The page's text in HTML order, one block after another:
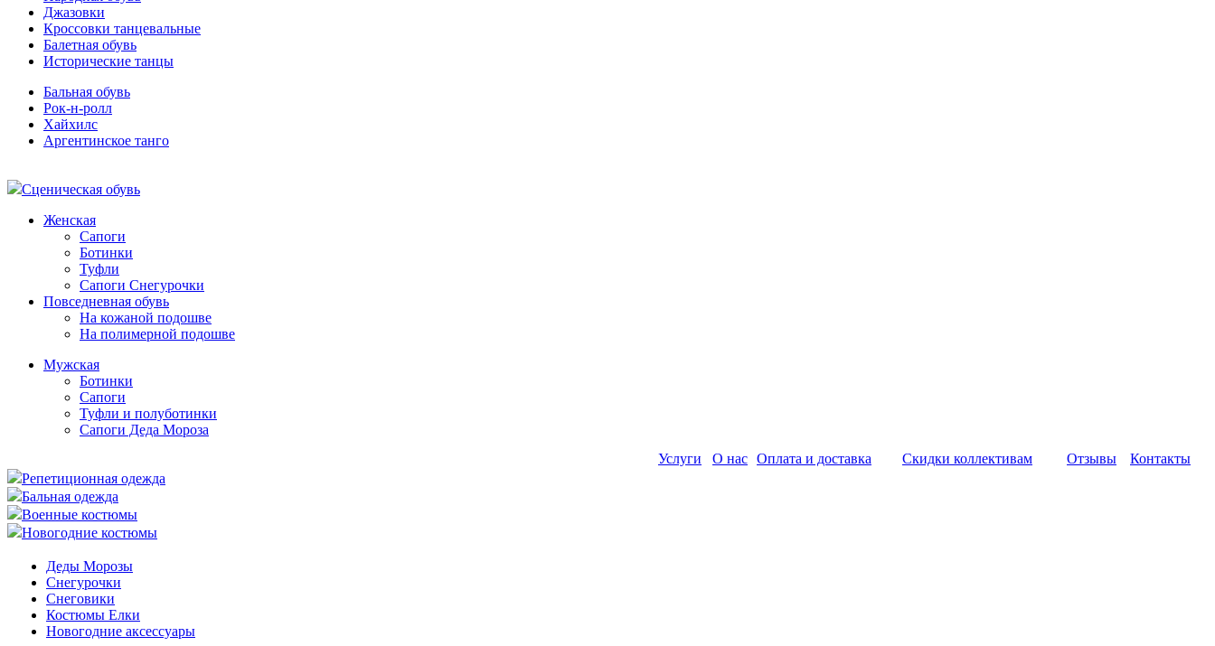
Джазовки
Кроссовки танцевальные
Балетная обувь
Исторические танцы
Бальная обувь
Рок-н-ролл
Хайхилс
Аргентинское танго
Сценическая обувь
Женская
Сапоги
Ботинки
Туфли
Сапоги Снегурочки
Повседневная обувь
На кожаной подошве
На полимерной подошве
Мужская
Ботинки
Сапоги
Туфли и полуботинки
Сапоги Деда Мороза
Репетиционная одежда
Бальная одежда
Военные костюмы
Новогодние костюмы
Деды Морозы
Снегурочки
Снеговики
Костюмы Елки
Новогодние аксессуары
Услуги О нас Оплата и доставка Скидки коллективам Отзывы Контакты